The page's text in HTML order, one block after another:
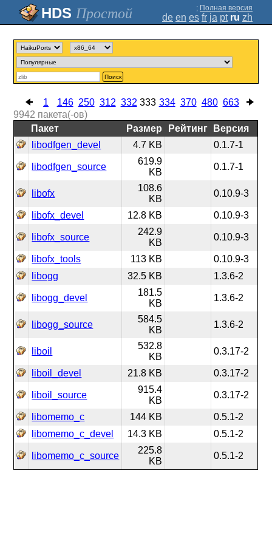
Простой ; Полная версия
de en es fr ja pt ru zh
Поиск
1 146 250 312 332 333 334 370 480 663
9942 пакета(-ов)
Пакет
Размер Рейтинг
Версия
libodfgen_devel
4.7 KB 0.1.7-1
libodfgen_source
619.9
KB
0.1.7-1
libofx
108.6
KB
0.10.9-3
libofx_devel 12.8 KB 0.10.9-3
libofx_source
242.9
KB
0.10.9-3
libofx_tools 113 KB
0.10.9-3
libogg
32.5 KB 1.3.6-2
libogg_devel
181.5
KB
1.3.6-2
libogg_source
584.5
KB
1.3.6-2
liboil
532.8
KB
0.3.17-2
liboil_devel 21.8 KB 0.3.17-2
liboil_source
915.4
KB
0.3.17-2
libomemo_c 144 KB
0.5.1-2
libomemo_c_devel
14.3 KB 0.5.1-2
libomemo_c_source
225.8
KB
0.5.1-2